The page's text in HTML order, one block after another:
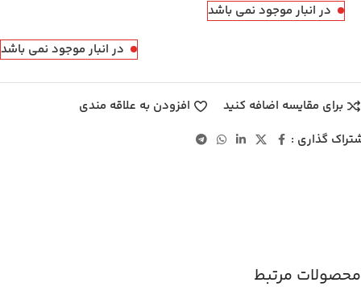
در انبار موجود نمی باشد
در انبار موجود نمی باشد
برای مقایسه اضافه کنید
افزودن به علاقه مندی
گذاری :
محصولات مرتبط